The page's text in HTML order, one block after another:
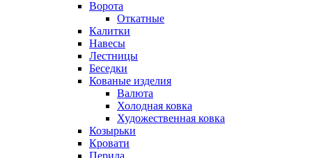
Ворота
Откатные
Калитки
Навесы
Лестницы
Беседки
Кованые изделия
Валюта
Холодная ковка
Художественная ковка
Козырьки
Кровати
Перила